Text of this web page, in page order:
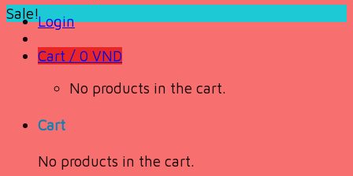
Login
Cart / 0 VND
No products in the cart.
Cart
No products in the cart.
Sale!